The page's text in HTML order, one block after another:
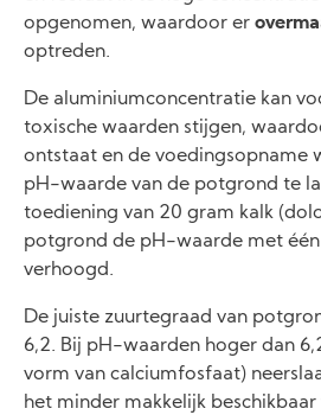
opgenomen, waardoor er
optreden.
De aluminiumconcentratie kan
toxische waarden stijgen,
ontstaat en de voedingsopname
pH-waarde van de potgrond te
toediening van 20 gram kalk
potgrond de pH-waarde met
verhoogd.
De juiste zuurtegraad van
6,2. Bij pH-waarden hoger dan
vorm van calciumfosfaat)
het minder makkelijk